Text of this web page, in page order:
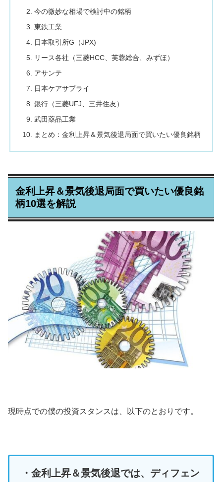
今の微妙な相場で検討中の銘柄
東鉄工業
日本取引所G（JPX)
リース各社（三菱HCC、芙蓉総合、みずほ）
アサンテ
日本ケアサプライ
銀行（三菱UFJ、三井住友）
武田薬品工業
まとめ：金利上昇＆景気後退局面で買いたい優良銘柄
金利上昇＆景気後退局面で買いたい優良銘
柄10選を解説
現時点での僕の投資スタンスは、以下のとおりです。
・金利上昇＆景気後退では、ディフェン